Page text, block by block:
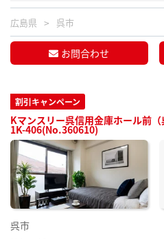
広島県 呉市
お問合わせ
割引キャンペーン
Kマンスリー呉信用金庫ホール前（
1K-406(No.360610)
呉市